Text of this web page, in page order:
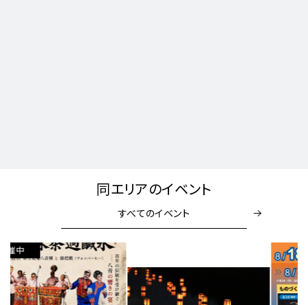
同エリアのイベント
すべてのイベント